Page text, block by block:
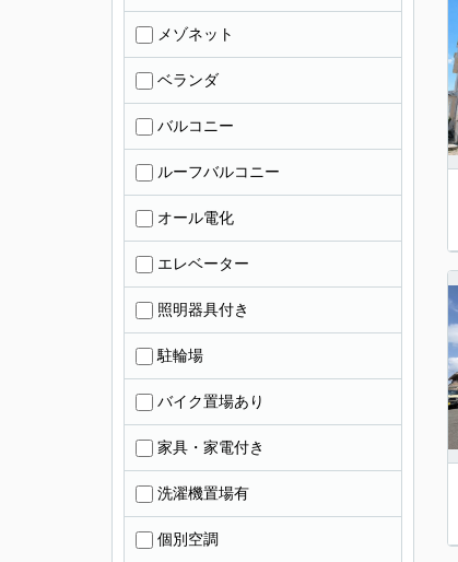
メゾネット
ベランダ
バルコニー
ルーフバルコニー
オール電化
エレベーター
照明器具付き
駐輪場
バイク置場あり
家具・家電付き
洗濯機置場有
個別空調